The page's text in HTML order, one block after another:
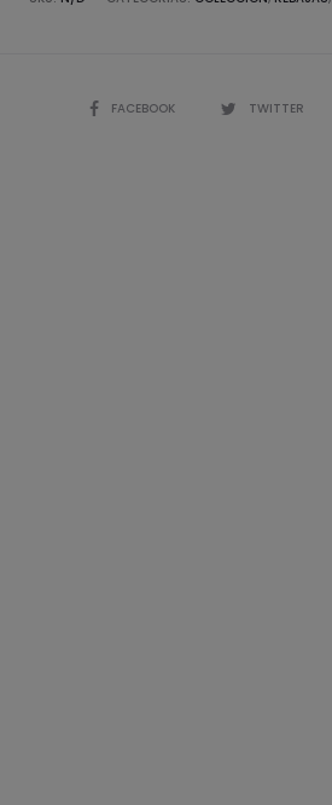
COMPARTIR
FACEBOOK TWITTER